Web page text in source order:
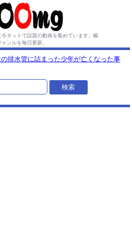
ネットで話題の動画を集めています。 幅
ャンルを毎日更新。
の排水管に詰まった少年が亡くなった事